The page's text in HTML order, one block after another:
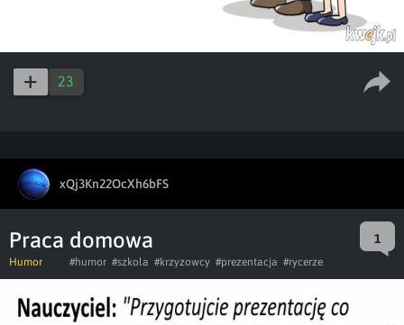
23
xQj3Kn22OcXh6bFS
Praca domowa 1
Humor #humor #szkola #krzyzowcy #prezentacja #rycerze